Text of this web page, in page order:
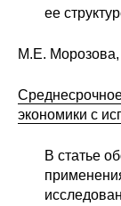
О
ее
М.Е.
экономики с
В статье